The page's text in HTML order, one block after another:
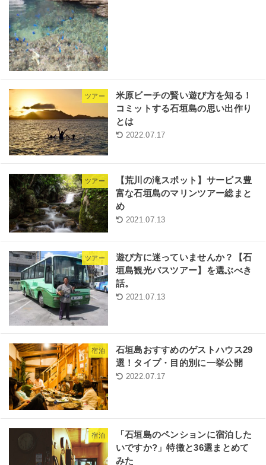
ツアー
米原ビーチの賢い遊び方を知る！
コミットする石垣島の思い出作り
とは
2022.07.17
ツアー
【荒川の滝スポット】サービス豊
富な石垣島のマリンツアー総まと
め
2021.07.13
ツアー
遊び方に迷っていませんか？【石
垣島観光バスツアー】を選ぶべき
話。
2021.07.13
宿泊
石垣島おすすめのゲストハウス29
選！タイプ・目的別に一挙公開
2022.07.17
宿泊
「石垣島のペンションに宿泊した
いですか?」特徴と36選まとめて
みた